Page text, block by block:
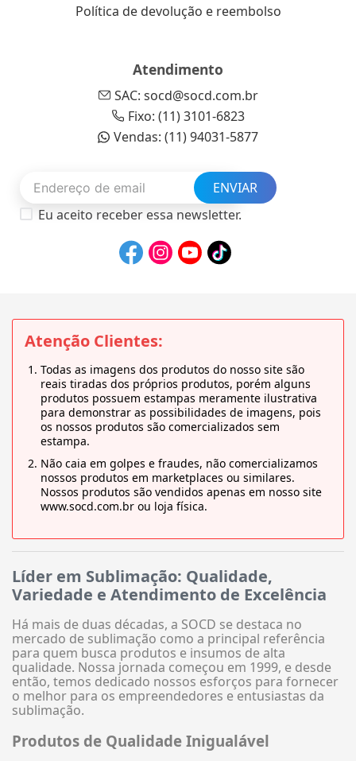
Política de devolução e reembolso
Atendimento
SAC: socd@socd.com.br
Fixo: (11) 3101-6823
Vendas: (11) 94031-5877
ENVIAR
Eu aceito receber essa newsletter.
Atenção Clientes:
Todas as imagens dos produtos do nosso site são
reais tiradas dos próprios produtos, porém alguns
produtos possuem estampas meramente ilustrativa
para demonstrar as possibilidades de imagens, pois
os nossos produtos são comercializados sem
estampa.
Não caia em golpes e fraudes, não comercializamos
nossos produtos em marketplaces ou similares.
Nossos produtos são vendidos apenas em nosso site
www.socd.com.br ou loja física.
Líder em Sublimação: Qualidade,
Variedade e Atendimento de Excelência
Há mais de duas décadas, a SOCD se destaca no
mercado de sublimação como a principal referência
para quem busca produtos e insumos de alta
qualidade. Nossa jornada começou em 1999, e desde
então, temos dedicado nossos esforços para fornecer
o melhor para os empreendedores e entusiastas da
sublimação.
Produtos de Qualidade Inigualável